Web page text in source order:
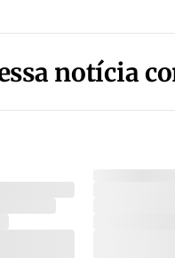
notícia